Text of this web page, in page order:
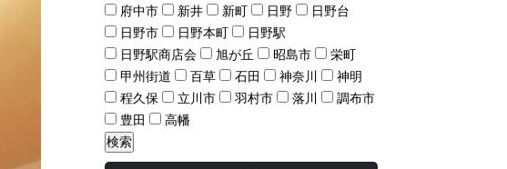
府中市
新井 新町 日野
日野台
日野市
日野本町
日野駅
日野駅商店会
旭が丘 昭島市
栄町
甲州街道
百草 石田 神奈川
神明
程久保
立川市 羽村市 落川
調布市
豊田
高幡